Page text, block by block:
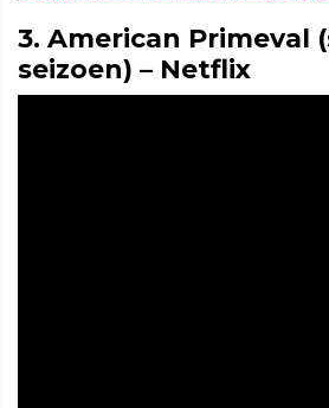
3. American Primeval
seizoen) – Netflix